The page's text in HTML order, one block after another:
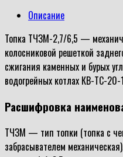
Описание
Топка ТЧЗМ-2,7/6,5 —
колосниковой решеткой
сжигания каменных и бурых
водогрейных котлах КВ-ТС-
Расшифровка
ТЧЗМ — тип топки (топка с
забрасывателем